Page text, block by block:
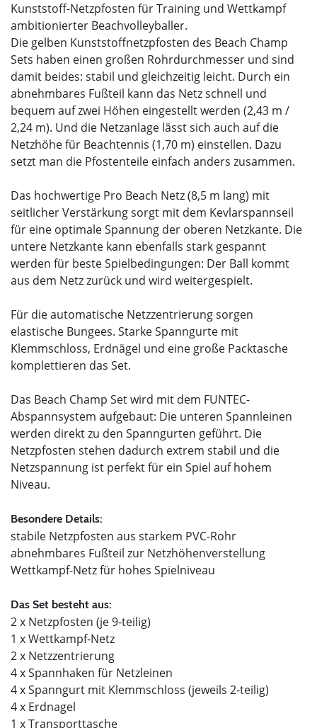
Kunststoff-Netzpfosten für Training und Wettkampf
ambitionierter Beachvolleyballer.
Die gelben Kunststoffnetzpfosten des Beach Champ
Sets haben einen großen Rohrdurchmesser und sind
damit beides: stabil und gleichzeitig leicht. Durch ein
abnehmbares Fußteil kann das Netz schnell und
bequem auf zwei Höhen eingestellt werden (2,43 m /
2,24 m). Und die Netzanlage lässt sich auch auf die
Netzhöhe für Beachtennis (1,70 m) einstellen. Dazu
setzt man die Pfostenteile einfach anders zusammen.
Das hochwertige Pro Beach Netz (8,5 m lang) mit
seitlicher Verstärkung sorgt mit dem Kevlarspannseil
für eine optimale Spannung der oberen Netzkante. Die
untere Netzkante kann ebenfalls stark gespannt
werden für beste Spielbedingungen: Der Ball kommt
aus dem Netz zurück und wird weitergespielt.
Für die automatische Netzzentrierung sorgen
elastische Bungees. Starke Spanngurte mit
Klemmschloss, Erdnägel und eine große Packtasche
komplettieren das Set.
Das Beach Champ Set wird mit dem FUNTEC-
Abspannsystem aufgebaut: Die unteren Spannleinen
werden direkt zu den Spanngurten geführt. Die
Netzpfosten stehen dadurch extrem stabil und die
Netzspannung ist perfekt für ein Spiel auf hohem
Niveau.
Besondere Details:
stabile Netzpfosten aus starkem PVC-Rohr
abnehmbares Fußteil zur Netzhöhenverstellung
Wettkampf-Netz für hohes Spielniveau
Das Set besteht aus:
2 x Netzpfosten (je 9-teilig)
1 x Wettkampf-Netz
2 x Netzzentrierung
4 x Spannhaken für Netzleinen
4 x Spanngurt mit Klemmschloss (jeweils 2-teilig)
4 x Erdnagel
1 x Transporttasche